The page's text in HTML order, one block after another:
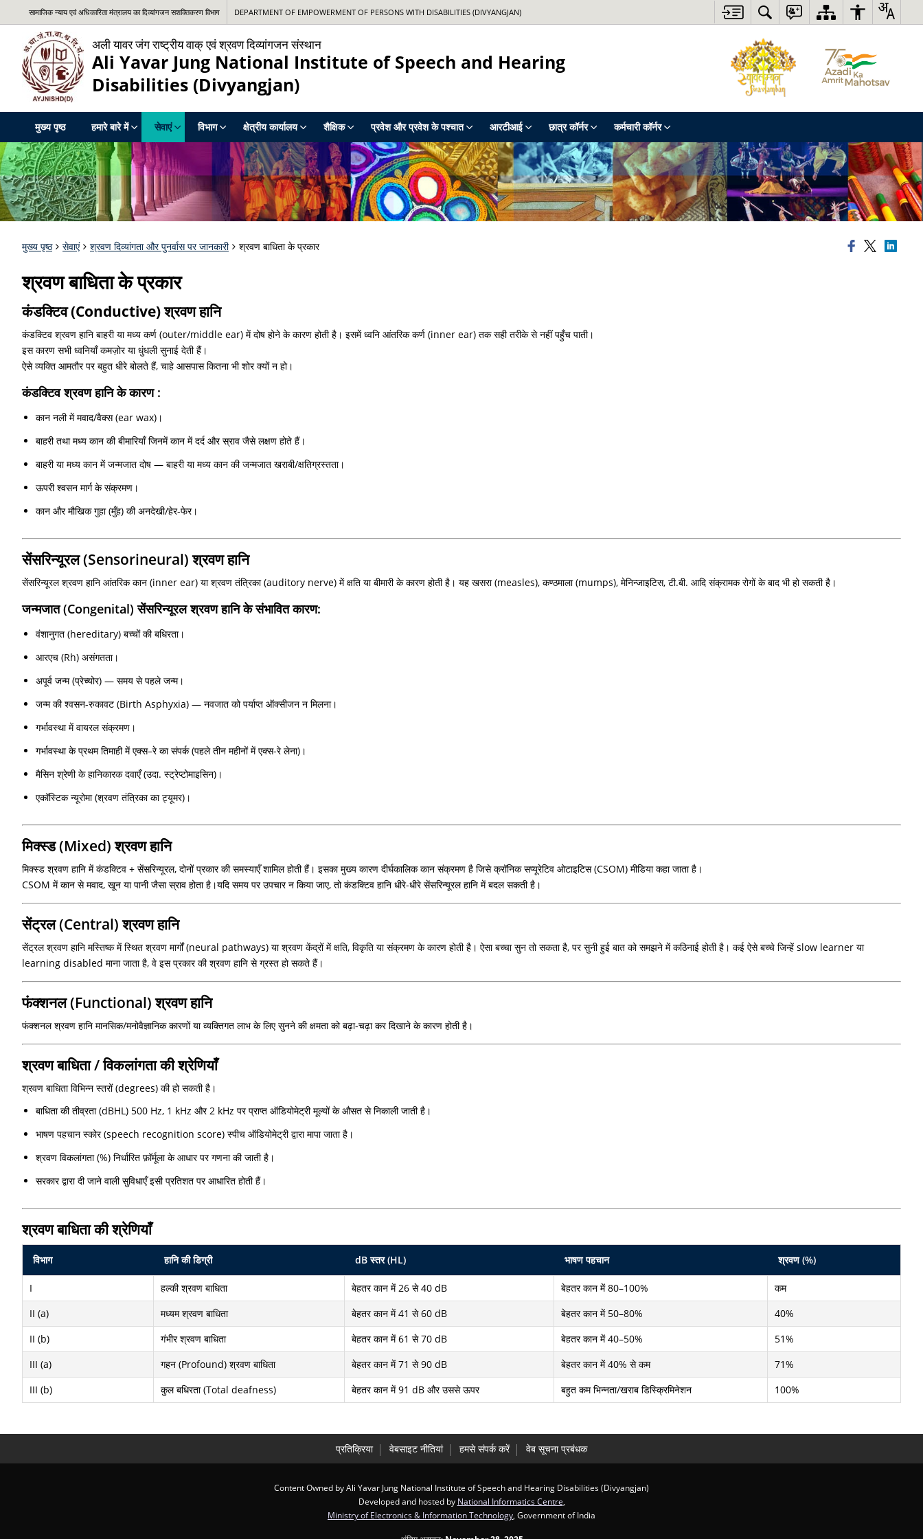
सामाजिक न्‍याय एवं अधिकारिता मंत्रालय का दिव्यांगजन सशक्तिकरण विभाग DEPARTMENT OF EMPOWERMENT OF PERSONS WITH DISABILITIES (DIVYANGJAN)
अली यावर जंग राष्‍ट्रीय वाक् एवं श्रवण दिव्‍यांगजन संस्‍थान
Ali Yavar Jung National Institute of Speech and Hearing
Disabilities (Divyangjan)
मुख्य पृष्ठ हमारे बारे में सेवाएं विभाग क्षेत्रीय कार्यालय शैक्षिक प्रवेश और प्रवेश के पश्‍चात आरटीआई छात्र कॉर्नर कर्मचारी कॉर्नर
मुख्य पृष्ठ सेवाएं श्रवण दिव्‍यांगता और पुनर्वास पर जानकारी श्रवण बाधिता के प्रकार
श्रवण बाधिता के प्रकार
कंडक्टिव (Conductive) श्रवण हानि
कंडक्टिव श्रवण हानि बाहरी या मध्य कर्ण (outer/middle ear) में दोष होने के कारण होती है। इसमें ध्वनि आंतरिक कर्ण (inner ear) तक सही तरीके से नहीं पहुँच पाती।
इस कारण सभी ध्वनियाँ कमज़ोर या धुंधली सुनाई देती हैं।
ऐसे व्यक्ति आमतौर पर बहुत धीरे बोलते हैं, चाहे आसपास कितना भी शोर क्यों न हो।
कंडक्टिव श्रवण हानि के कारण :
कान नली में मवाद/वैक्स (ear wax)।
बाहरी तथा मध्य कान की बीमारियाँ जिनमें कान में दर्द और स्राव जैसे लक्षण होते हैं।
बाहरी या मध्य कान में जन्मजात दोष — बाहरी या मध्य कान की जन्मजात खराबी/क्षतिग्रस्तता।
ऊपरी श्वसन मार्ग के संक्रमण।
कान और मौखिक गुहा (मुँह) की अनदेखी/हेर-फेर।
सेंसरिन्यूरल (Sensorineural) श्रवण हानि
सेंसरिन्यूरल श्रवण हानि आंतरिक कान (inner ear) या श्रवण तंत्रिका (auditory nerve) में क्षति या बीमारी के कारण होती है। यह खसरा (measles), कण्ठमाला (mumps), मेनिन्जाइटिस, टी.बी. आदि संक्रामक रोगों के बाद भी हो सकती है।
जन्मजात (Congenital) सेंसरिन्यूरल श्रवण हानि के संभावित कारण:
वंशानुगत (hereditary) बच्चों की बधिरता।
आरएच (Rh) असंगतता।
अपूर्व जन्म (प्रेच्योर) — समय से पहले जन्म।
जन्म की श्वसन-रुकावट (Birth Asphyxia) — नवजात को पर्याप्त ऑक्सीजन न मिलना।
गर्भावस्था में वायरल संक्रमण।
गर्भावस्था के प्रथम तिमाही में एक्स–रे का संपर्क (पहले तीन महीनों में एक्स-रे लेना)।
मैसिन श्रेणी के हानिकारक दवाएँ (उदा. स्ट्रेप्टोमाइसिन)।
एकॉस्टिक न्यूरोमा (श्रवण तंत्रिका का ट्यूमर)।
मिक्स्ड (Mixed) श्रवण हानि
मिक्स्ड श्रवण हानि में कंडक्टिव + सेंसरिन्यूरल, दोनों प्रकार की समस्याएँ शामिल होती हैं। इसका मुख्य कारण दीर्घकालिक कान संक्रमण है जिसे क्रॉनिक सप्यूरेटिव ओटाइटिस (CSOM) मीडिया कहा जाता है।
CSOM में कान से मवाद, खून या पानी जैसा स्राव होता है।यदि समय पर उपचार न किया जाए, तो कंडक्टिव हानि धीरे-धीरे सेंसरिन्यूरल हानि में बदल सकती है।
सेंट्रल (Central) श्रवण हानि
सेंट्रल श्रवण हानि मस्तिष्क में स्थित श्रवण मार्गों (neural pathways) या श्रवण केंद्रों में क्षति, विकृति या संक्रमण के कारण होती है। ऐसा बच्चा सुन तो सकता है, पर सुनी हुई बात को समझने में कठिनाई होती है। कई ऐसे बच्चे जिन्हें slow learner या
learning disabled माना जाता है, वे इस प्रकार की श्रवण हानि से ग्रस्त हो सकते हैं।
फंक्शनल (Functional) श्रवण हानि
फंक्शनल श्रवण हानि मानसिक/मनोवैज्ञानिक कारणों या व्यक्तिगत लाभ के लिए सुनने की क्षमता को बढ़ा-चढ़ा कर दिखाने के कारण होती है।
श्रवण बाधिता / विकलांगता की श्रेणियाँ
श्रवण बाधिता विभिन्न स्तरों (degrees) की हो सकती है।
बाधिता की तीव्रता (dBHL) 500 Hz, 1 kHz और 2 kHz पर प्राप्त ऑडियोमेट्री मूल्यों के औसत से निकाली जाती है।
भाषण पहचान स्कोर (speech recognition score) स्पीच ऑडियोमेट्री द्वारा मापा जाता है।
श्रवण विकलांगता (%) निर्धारित फ़ॉर्मूला के आधार पर गणना की जाती है।
सरकार द्वारा दी जाने वाली सुविधाएँ इसी प्रतिशत पर आधारित होती हैं।
श्रवण बाधिता की श्रेणियाँ
विभाग हानि की डिग्री dB स्तर (HL) भाषण पहचान श्रवण (%)
I हल्की श्रवण बाधिता बेहतर कान में 26 से 40 dB बेहतर कान में 80–100%
कम
II (a)
मध्यम श्रवण बाधिता बेहतर कान में 41 से 60 dB बेहतर कान में 50–80%
40%
II (b)
गंभीर श्रवण बाधिता बेहतर कान में 61 से 70 dB बेहतर कान में 40–50%
51%
III (a)
गहन (Profound) श्रवण बाधिता बेहतर कान में 71 से 90 dB बेहतर कान में 40% से कम
71%
III (b)
कुल बधिरता (Total deafness) बेहतर कान में 91 dB और उससे ऊपर बहुत कम भिन्नता/खराब डिस्क्रिमिनेशन 100%
प्रतिक्रिया वेबसाइट नीतियां हमसे संपर्क करें वेब सूचना प्रबंधक
Content Owned by Ali Yavar Jung National Institute of Speech and Hearing Disabilities (Divyangjan)
Developed and hosted by National Informatics Centre
Ministry of Electronics & Information Technology , Government of India